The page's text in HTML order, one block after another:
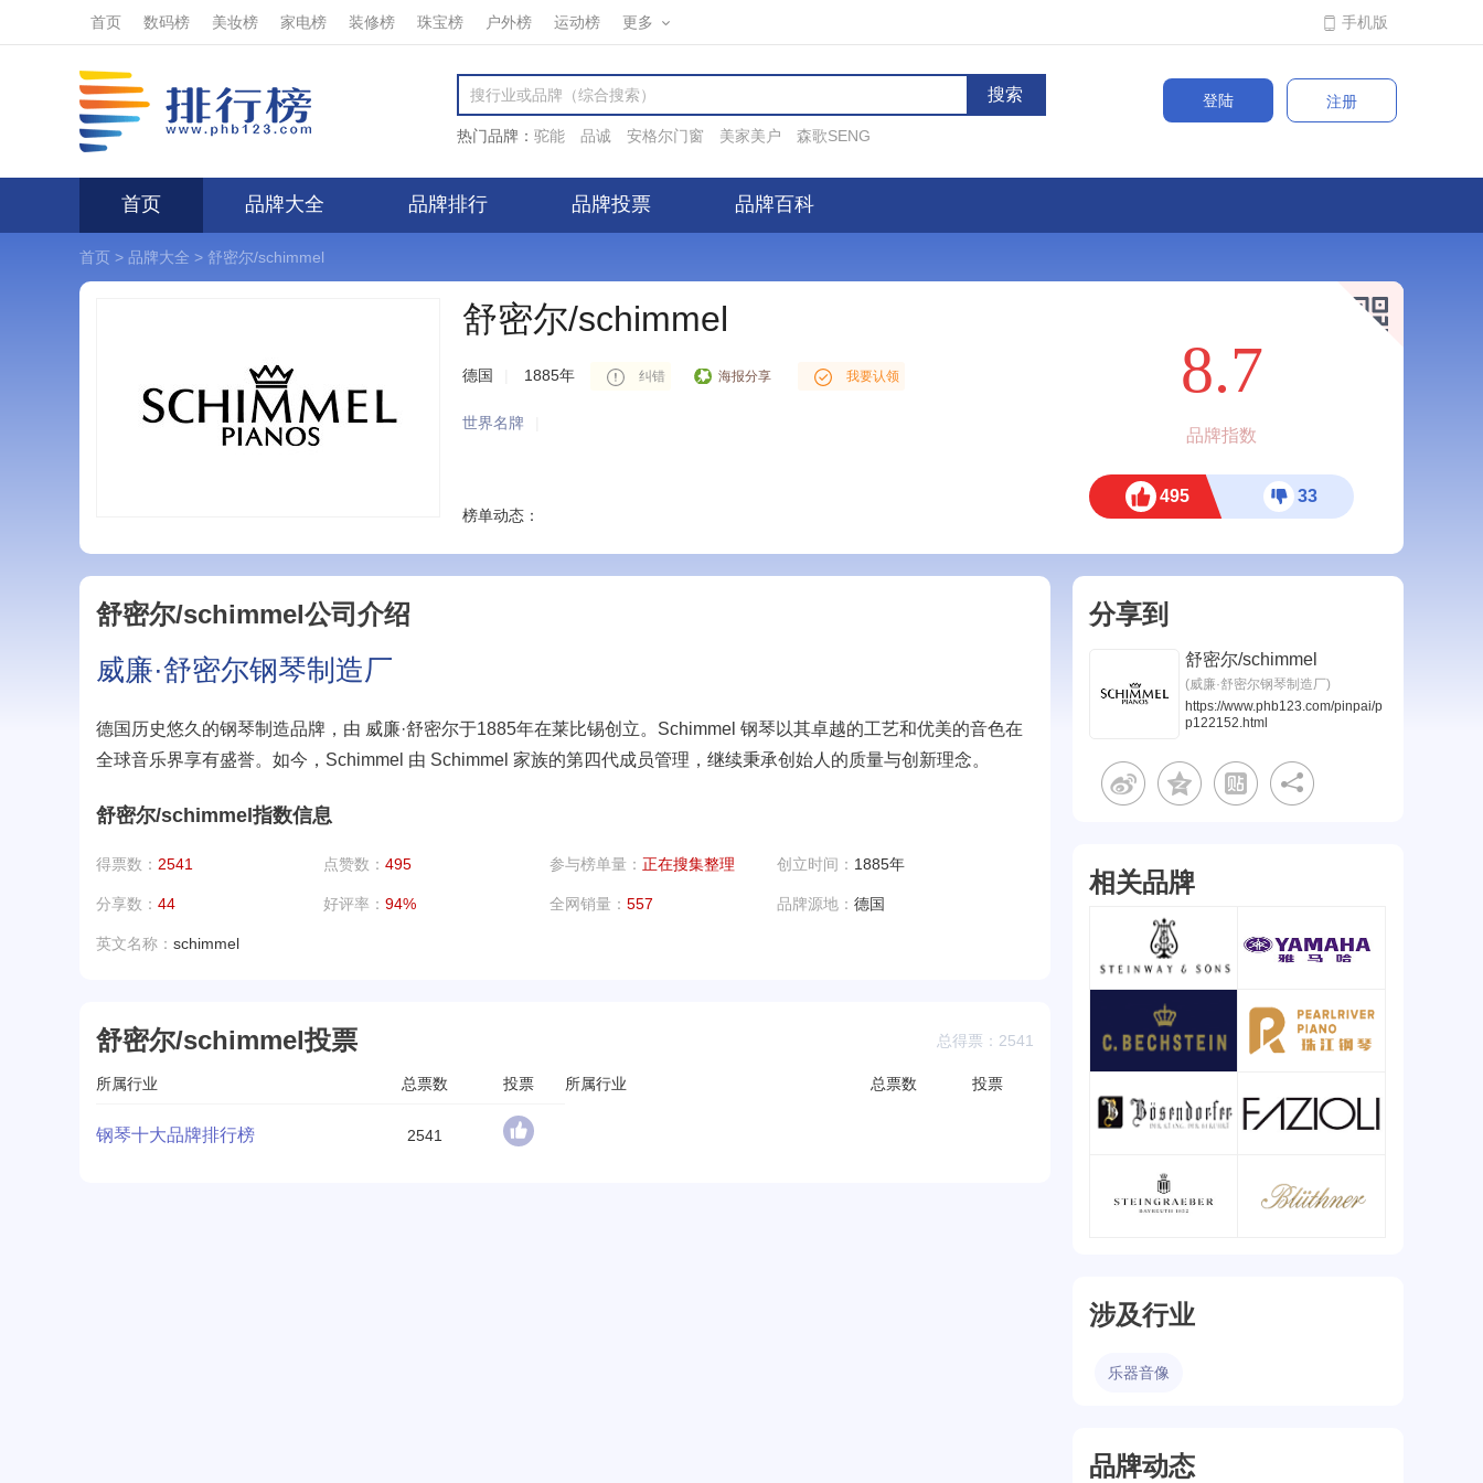
首页 数码榜 美妆榜 家电榜 装修榜 珠宝榜 户外榜 运动榜 更多 手机版
登陆
注册
热门品牌： 驼能 品诚 安格尔门窗 美家美户 森歌SENG
首页 品牌大全 品牌排行 品牌投票 品牌百科
首页 > 品牌大全 > 舒密尔/schimmel
舒密尔/schimmel
德国 1885年 纠错 海报分享 我要认领
世界名牌
榜单动态：
8.7
品牌指数
495 33
舒密尔/schimmel公司介绍
威廉·舒密尔钢琴制造厂
德国历史悠久的钢琴制造品牌，由 威廉·舒密尔于1885年在莱比锡创立。Schimmel 钢琴以其卓越的工艺和优美的音色在
全球音乐界享有盛誉。如今，Schimmel 由 Schimmel 家族的第四代成员管理，继续秉承创始人的质量与创新理念。
舒密尔/schimmel指数信息
得票数： 2541 点赞数： 495 参与榜单量： 正在搜集整理 创立时间： 1885年
分享数： 44 好评率： 94% 全网销量： 557 品牌源地： 德国
英文名称： schimmel
总得票：2541
舒密尔/schimmel投票
所属行业 总票数 投票 所属行业 总票数 投票
钢琴十大品牌排行榜 2541
分享到
舒密尔/schimmel
(威廉·舒密尔钢琴制造厂)
https://www.phb123.com/pinpai/p
p122152.html
相关品牌
查看详情
雅马哈/YAMAHA
查看详情
贝希斯坦/C. Bechstein
查看详情
珠江/Pearl River
查看详情
查看详情 查看详情
涉及行业
乐器音像
品牌动态